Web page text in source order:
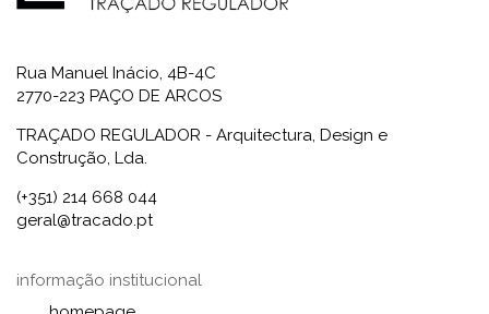
Rua Manuel Inácio, 4B-4C
2770-223 PAÇO DE ARCOS
TRAÇADO REGULADOR - Arquitectura, Design e
Construção, Lda.
(+351) 214 668 044
geral@tracado.pt
informação institucional